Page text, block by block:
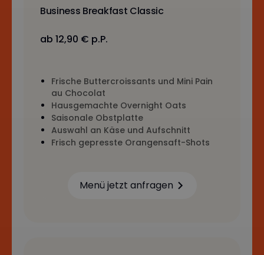
Business Breakfast Classic
ab 12,90 € p.P.
Frische Buttercroissants und Mini Pain
au Chocolat
Hausgemachte Overnight Oats
Saisonale Obstplatte
Auswahl an Käse und Aufschnitt
Frisch gepresste Orangensaft-Shots
Menü jetzt anfragen